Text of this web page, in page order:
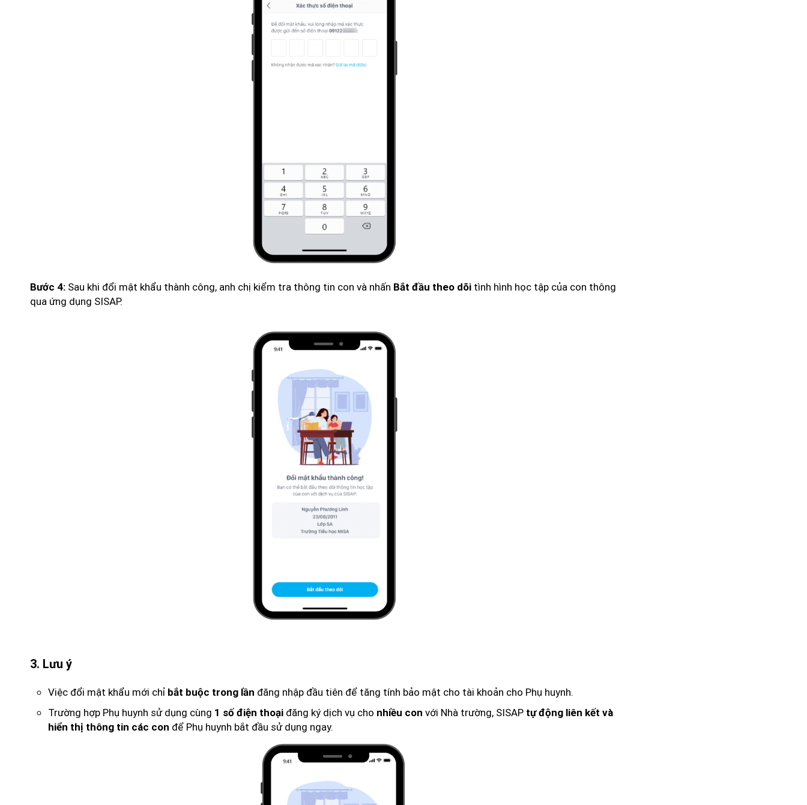
Bước 4: Sau khi đổi mật khẩu thành công, anh chị kiểm tra thông tin con và nhấn Bắt đầu theo dõi tình hình học tập của con thông
qua ứng dụng SISAP.
3. Lưu ý
Việc đổi mật khẩu mới chỉ bắt buộc trong lần đăng nhập đầu tiên để tăng tính bảo mật cho tài khoản cho Phụ huynh.
Trường hợp Phụ huynh sử dụng cùng 1 số điện thoại đăng ký dịch vụ cho nhiều con với Nhà trường, SISAP tự động liên kết và
hiển thị thông tin các con để Phụ huynh bắt đầu sử dụng ngay.